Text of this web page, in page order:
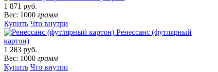
1 871 руб.
Вес: 1000 грамм
Купить Что внутри
Ренессанс (футлярный
картон)
1 283 руб.
Вес: 1000 грамм
Купить Что внутри